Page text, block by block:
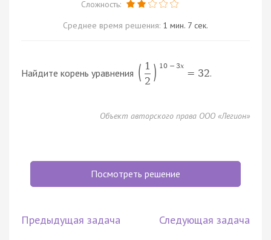
Сложность:
Среднее время решения: 1 мин. 7 сек.
Найдите корень уравнения ( 1
2 ) 10 − 3x
= 32.
Объект авторского права ООО «Легион»
Посмотреть решение
Предыдущая задача Следующая задача